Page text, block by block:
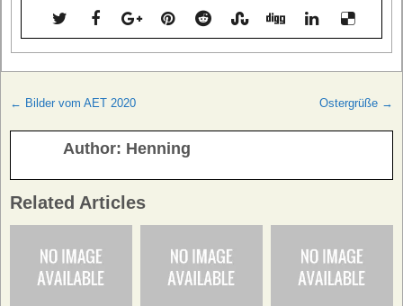
Beitragsnavigation
← Bilder vom AET 2020 Ostergrüße →
Author: Henning
Related Articles